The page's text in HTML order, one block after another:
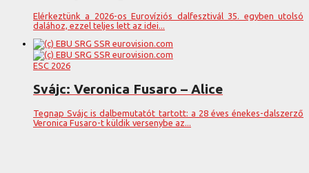
Elérkeztünk a 2026-os Eurovíziós dalfesztivál 35. egyben utolsó
dalához, ezzel teljes lett az idei...
ESC 2026
Svájc: Veronica Fusaro – Alice
Tegnap Svájc is dalbemutatót tartott: a 28 éves énekes-dalszerző
Veronica Fusaro-t küldik versenybe az...